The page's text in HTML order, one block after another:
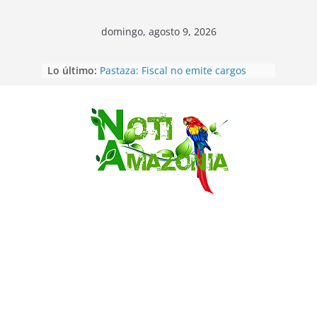
Saltar
domingo, agosto 9, 2026
Lo último: Pastaza: Fiscal no emite cargos
con una menor de10 años en
frontera sur
Napo: presunto sicariato en cantón
Archidona
Ecuador: dos jóvenes de 22 años
desaparecidos fueron encontrados
muertos en Puerto lopez